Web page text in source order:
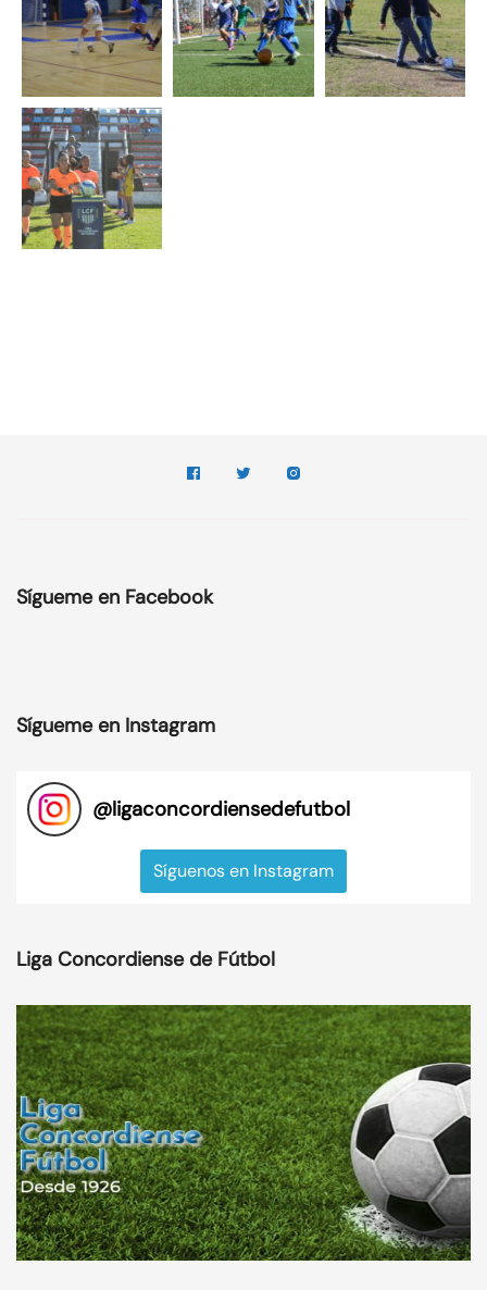
Sígueme en Facebook
Sígueme en Instagram
@ligaconcordiensedefutbol
Síguenos en Instagram
Liga Concordiense de Fútbol